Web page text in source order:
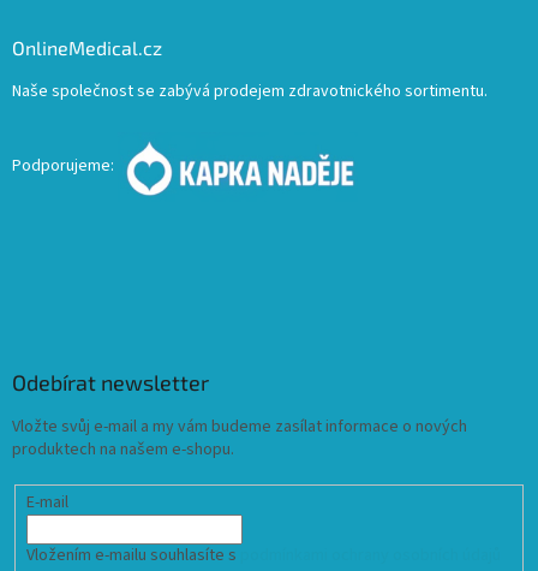
OnlineMedical.cz
Naše společnost se zabývá prodejem zdravotnického sortimentu.
Podporujeme:
Odebírat newsletter
Vložte svůj e-mail a my vám budeme zasílat informace o nových
produktech na našem e-shopu.
E-mail
Vložením e-mailu souhlasíte s